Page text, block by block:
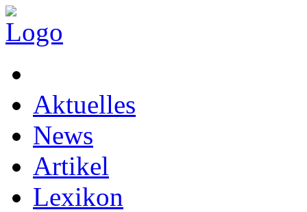
Aktuelles
News
Artikel
Lexikon